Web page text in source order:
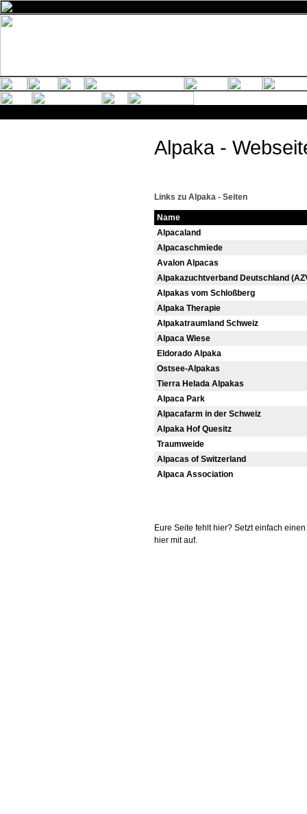
Alpaka -
Links zu Alpaka - Seiten
Name
Alpacaland
Alpacaschmiede
Avalon Alpacas
Alpakazuchtverband Deutschland
Alpakas vom Schloßberg
Alpaka Therapie
Alpakatraumland Schweiz
Alpaca Wiese
Eldorado Alpaka
Ostsee-Alpakas
Tierra Helada Alpakas
Alpaca Park
Alpacafarm in der Schweiz
Alpaka Hof Quesitz
Traumweide
Alpacas of Switzerland
Alpaca Association
Eure Seite fehlt hier? Setzt einfach
hier mit auf.